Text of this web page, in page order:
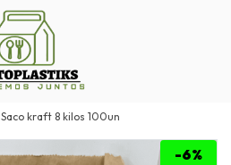
Saco kraft 8 kilos 100un
-6%